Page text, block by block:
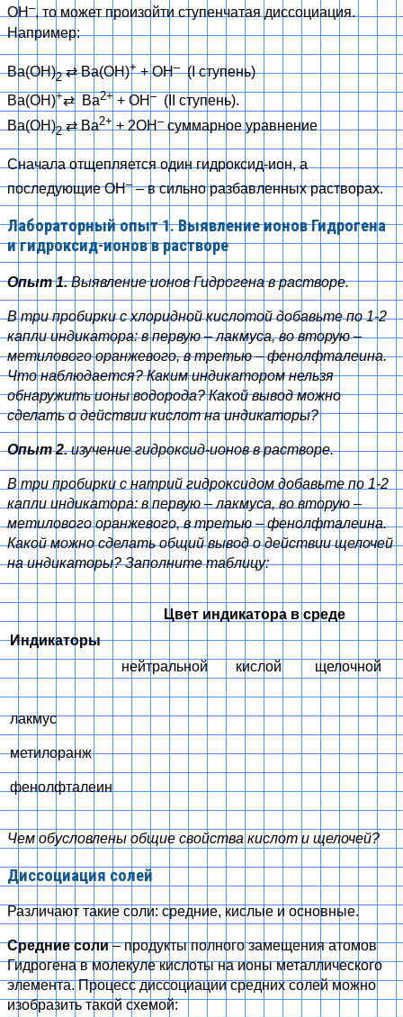
OH–, то может произойти ступенчатая диссоциация.
Например:
Ba(OH)2 ⇄Ba(OH)++ OH–(I ступень)
Ba(OH)+⇄ Ba2+ + OH –(II ступень).
Ba(OH)2 ⇄ Ba2+ + 2OH –суммарное уравнение
Сначала отщепляется один гидроксид-ион, а
последующие OH–– в сильно разбавленных растворах.
Лабораторный опыт 1. Выявление ионов Гидрогена
и гидроксид-ионов в растворе
Опыт 1.Выявление ионов Гидрогена в растворе.
В три пробирки с хлоридной кислотой добавьте по 1-2
капли индикатора: в первую – лакмуса, во вторую –
метилового оранжевого, в третью – фенолфталеина.
Что наблюдается? Каким индикатором нельзя
обнаружить ионы водорода? Какой вывод можно
сделать о действии кислот на индикаторы?
Опыт 2.изучение гидроксид-ионов в растворе.
В три пробирки с натрий гидроксидом добавьте по 1-2
капли индикатора: в первую – лакмуса, во вторую –
метилового оранжевого, в третью – фенолфталеина.
Какой можно сделать общий вывод о действии щелочей
на индикаторы? Заполните таблицу:
Индикаторы
Цвет индикатора в среде
нейтральной кислой щелочной
лакмус
метилоранж
фенолфталеин
Чем обусловлены общие свойства кислот и щелочей?
Диссоциация солей
Различают такие соли: средние, кислые и основные.
Средние соли– продукты полного замещения атомов
Гидрогена в молекуле кислоты на ионы металлического
элемента. Процесс диссоциации средних солей можно
изобразить такой схемой: